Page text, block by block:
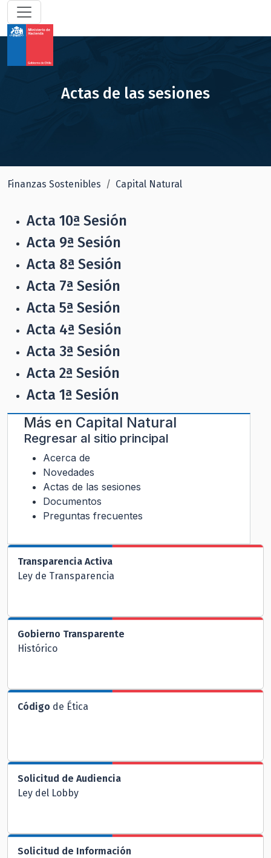
Actas de las sesiones
Finanzas Sostenibles Capital Natural
Acta 10ª Sesión
Acta 9ª Sesión
Acta 8ª Sesión
Acta 7ª Sesión
Acta 5ª Sesión
Acta 4ª Sesión
Acta 3ª Sesión
Acta 2ª Sesión
Acta 1ª Sesión
Más en Capital Natural
Regresar al sitio principal
Acerca de
Novedades
Actas de las sesiones
Documentos
Preguntas frecuentes
Transparencia Activa
Ley de Transparencia
Gobierno Transparente
Histórico
Código de Ética
Solicitud de Audiencia
Ley del Lobby
Solicitud de Información